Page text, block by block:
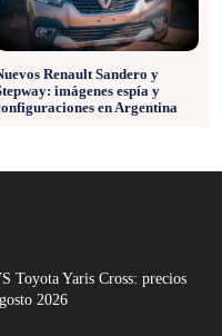
Renault Sandero y
imágenes espía y
en Argentina
Toyota Yaris Cross: precios
2026